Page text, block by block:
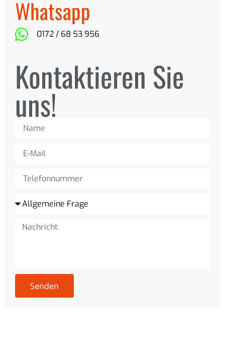
Whatsapp
0172 / 68 53 956
Kontaktieren Sie
uns!
Senden